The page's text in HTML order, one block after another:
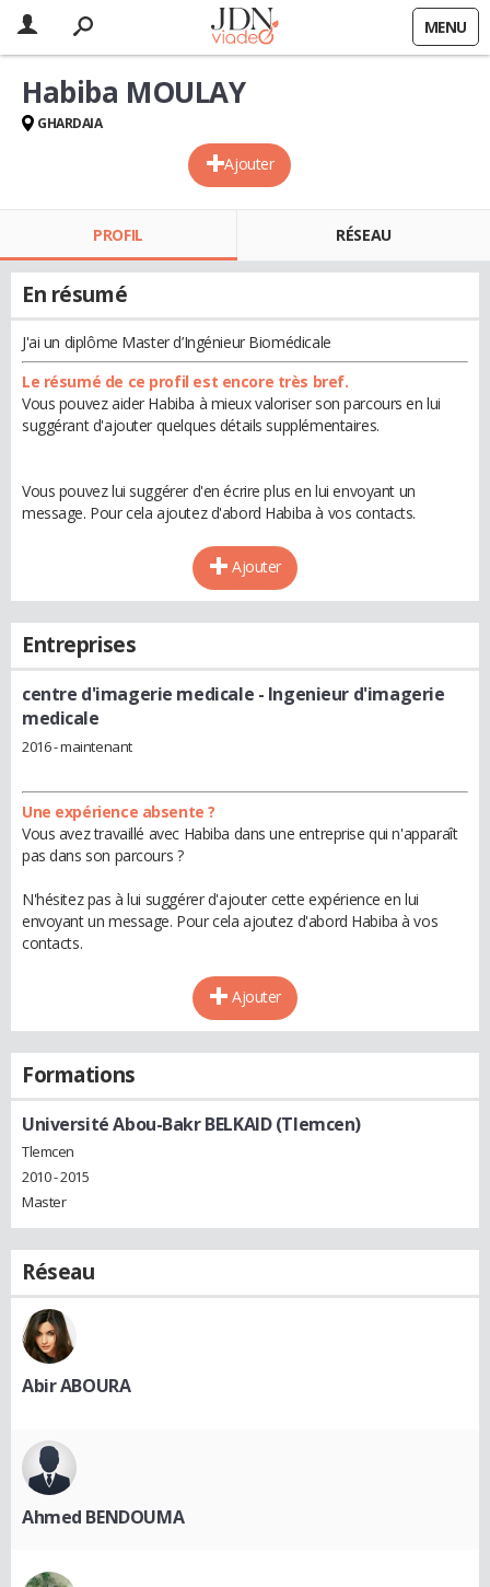
MENU
Ajouter
Habiba MOULAY
GHARDAIA
PROFIL RÉSEAU
En résumé
J'ai un diplôme Master d’Ingénieur Biomédicale
Le résumé de ce profil est encore très bref.
Vous pouvez aider Habiba à mieux valoriser son parcours en lui
suggérant d'ajouter quelques détails supplémentaires.
Vous pouvez lui suggérer d'en écrire plus en lui envoyant un
message. Pour cela ajoutez d'abord Habiba à vos contacts.
Ajouter
Entreprises
centre d'imagerie medicale - Ingenieur d'imagerie
medicale
2016 - maintenant
Une expérience absente ?
Vous avez travaillé avec Habiba dans une entreprise qui n'apparaît
pas dans son parcours ?
N'hésitez pas à lui suggérer d'ajouter cette expérience en lui
envoyant un message. Pour cela ajoutez d'abord Habiba à vos
contacts.
Ajouter
Formations
Université Abou-Bakr BELKAID (Tlemcen)
Tlemcen
2010 - 2015
Master
Réseau
Abir ABOURA
Ahmed BENDOUMA